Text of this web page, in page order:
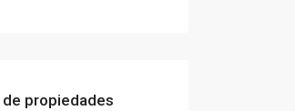
propiedades